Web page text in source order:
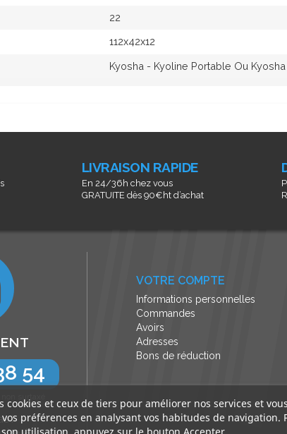
22
112x42x12
Kyosha - Kyoline Portable Ou
LIVRAISON RAPIDE
En 24/36h chez vous
GRATUITE dès 90€ht d’achat
VOTRE COMPTE
Informations personnelles
Commandes
Avoirs
Adresses
Bons de réduction
54
!
cookies et ceux de tiers pour améliorer nos services et vous
préférences en analysant vos habitudes de navigation.